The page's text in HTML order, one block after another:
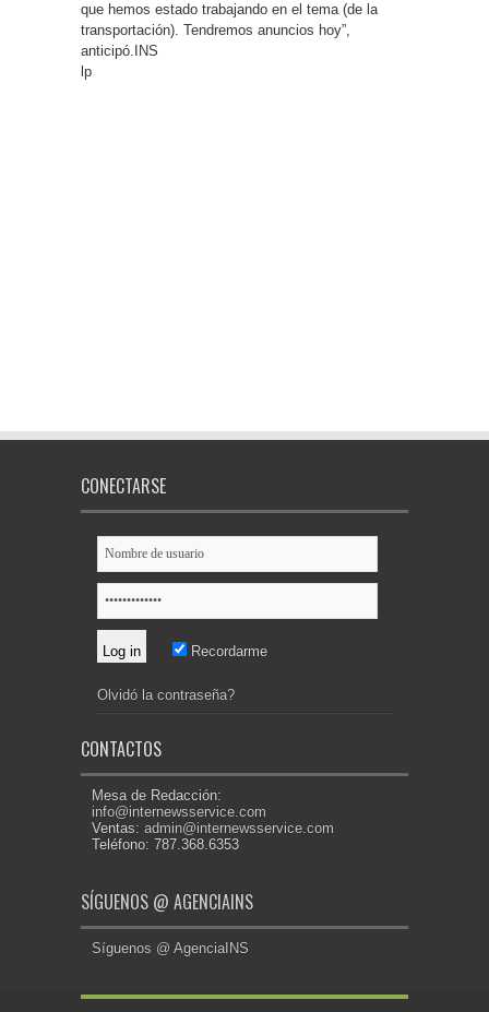
que hemos estado trabajando en el tema (de la
transportación). Tendremos anuncios hoy”,
anticipó.INS
lp
CONECTARSE
Recordarme
Olvidó la contraseña?
CONTACTOS
Mesa de Redacción:
info@internewsservice.com
Ventas: admin@internewsservice.com
Teléfono: 787.368.6353
SÍGUENOS @ AGENCIAINS
Síguenos @ AgenciaINS